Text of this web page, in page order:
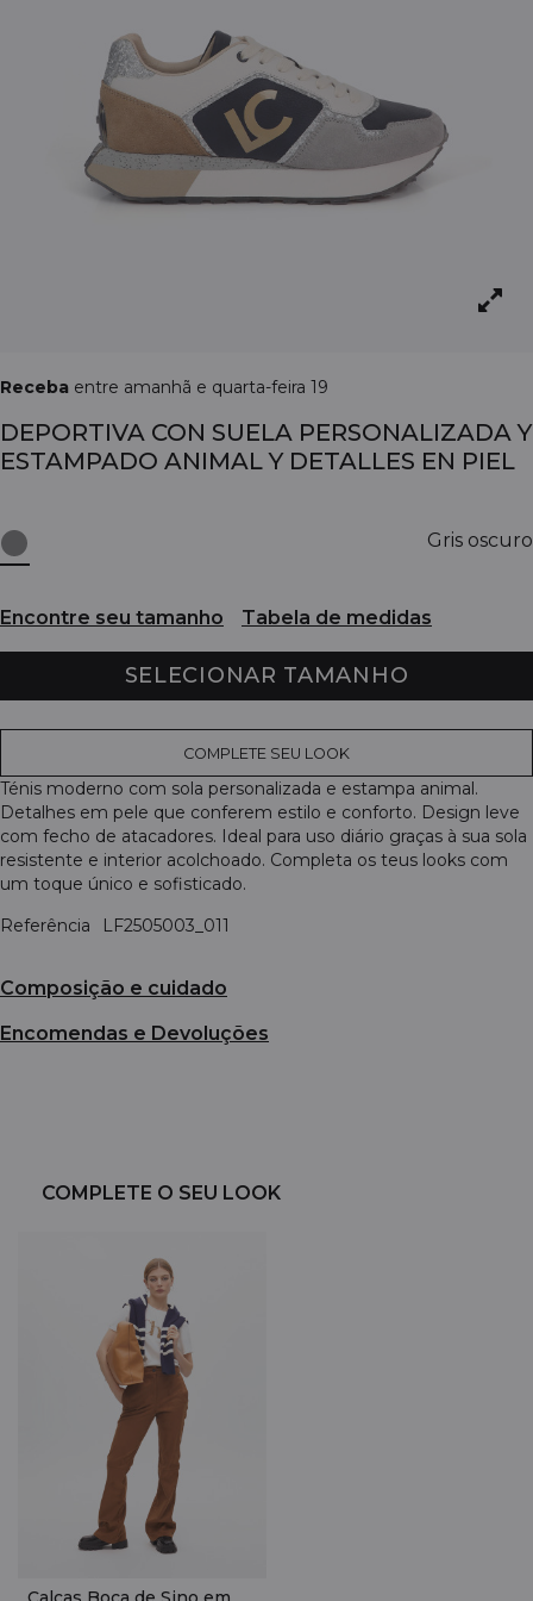
Receba entre amanhã e quarta-feira 19
DEPORTIVA CON SUELA PERSONALIZADA Y
ESTAMPADO ANIMAL Y DETALLES EN PIEL
Gris oscuro
Encontre seu tamanho Tabela de medidas
SELECIONAR TAMANHO
COMPLETE SEU LOOK
Ténis moderno com sola personalizada e estampa animal.
Detalhes em pele que conferem estilo e conforto. Design leve
com fecho de atacadores. Ideal para uso diário graças à sua sola
resistente e interior acolchoado. Completa os teus looks com
um toque único e sofisticado.
Referência
LF2505003_011
Composição e cuidado
Encomendas e Devoluções
COMPLETE O SEU LOOK